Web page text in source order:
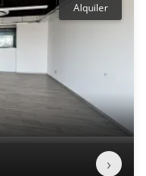
Alquiler
›